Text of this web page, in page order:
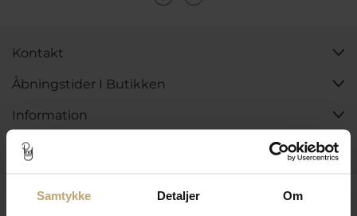
Samtykke Detaljer Om
Kontakt
Åbningstider I Butikken
Information
Praktiske Sider
Leveringsmuligheder